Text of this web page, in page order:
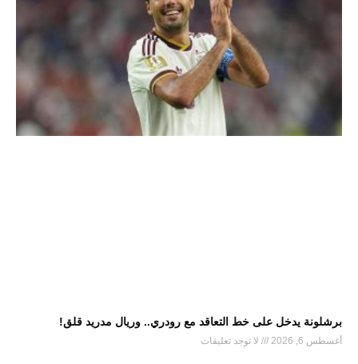
برشلونة يدخل على خط التعاقد مع رودري.. وريال مدريد قلق!
أغسطس 6, 2026 لا توجد تعليقات